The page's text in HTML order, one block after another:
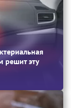
решит эту